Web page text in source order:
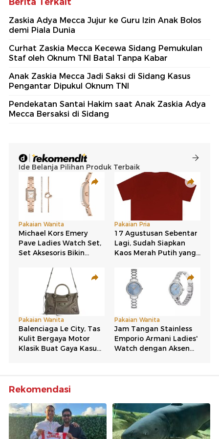
Zaskia Adya Mecca Jujur ke Guru Izin Anak Bolos
demi Piala Dunia
Curhat Zaskia Mecca Kecewa Sidang Pemukulan
Staf oleh Oknum TNI Batal Tanpa Kabar
Anak Zaskia Mecca Jadi Saksi di Sidang Kasus
Pengantar Dipukul Oknum TNI
Pendekatan Santai Hakim saat Anak Zaskia Adya
Mecca Bersaksi di Sidang
Rekomendasi